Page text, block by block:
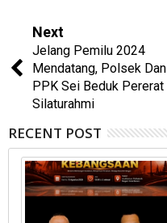
Next
Jelang Pemilu 2024
Mendatang, Polsek Dan
PPK Sei Beduk Pererat
Silaturahmi
RECENT POST